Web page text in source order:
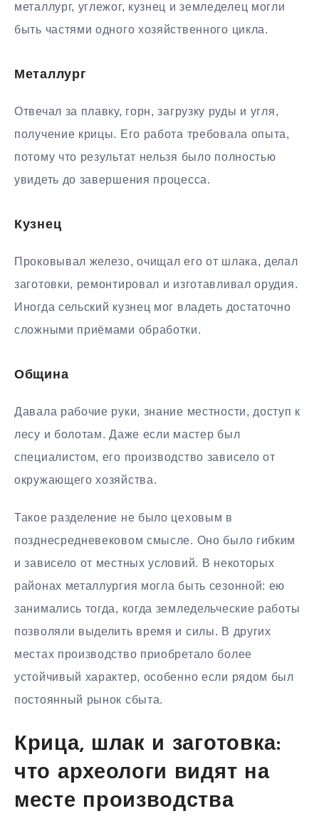
металлург, углежог, кузнец и земледелец могли
быть частями одного хозяйственного цикла.
Металлург
Отвечал за плавку, горн, загрузку руды и угля,
получение крицы. Его работа требовала опыта,
потому что результат нельзя было полностью
увидеть до завершения процесса.
Кузнец
Проковывал железо, очищал его от шлака, делал
заготовки, ремонтировал и изготавливал орудия.
Иногда сельский кузнец мог владеть достаточно
сложными приёмами обработки.
Община
Давала рабочие руки, знание местности, доступ к
лесу и болотам. Даже если мастер был
специалистом, его производство зависело от
окружающего хозяйства.
Такое разделение не было цеховым в
позднесредневековом смысле. Оно было гибким
и зависело от местных условий. В некоторых
районах металлургия могла быть сезонной: ею
занимались тогда, когда земледельческие работы
позволяли выделить время и силы. В других
местах производство приобретало более
устойчивый характер, особенно если рядом был
постоянный рынок сбыта.
Крица, шлак и заготовка:
что археологи видят на
месте производства